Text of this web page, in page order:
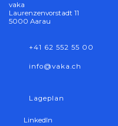
vaka
Laurenzenvorstadt 11
5000 Aarau
+41 62 552 55 00
nf v k ch
Lageplan
LinkedIn